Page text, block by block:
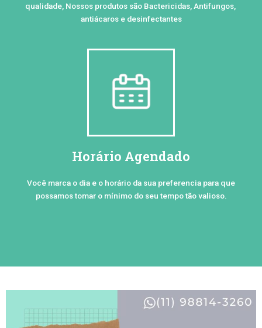
qualidade, Nossos produtos são Bactericidas, Antifungos,
antiácaros e desinfectantes
Horário Agendado
Você marca o dia e o horário da sua preferencia para que
possamos tomar o mínimo do seu tempo tão valioso.